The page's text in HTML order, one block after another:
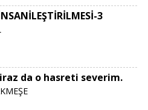
3
da o hasreti severim.